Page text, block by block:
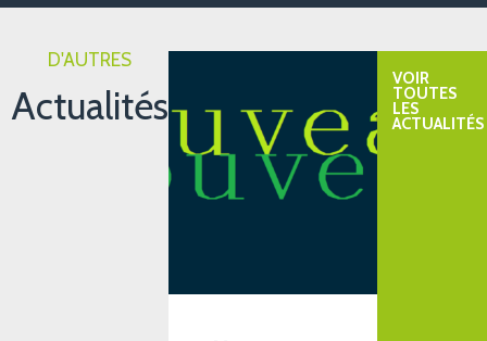
D'AUTRES
Actualités
VOIR
TOUTES
LES
ACTUALITÉS